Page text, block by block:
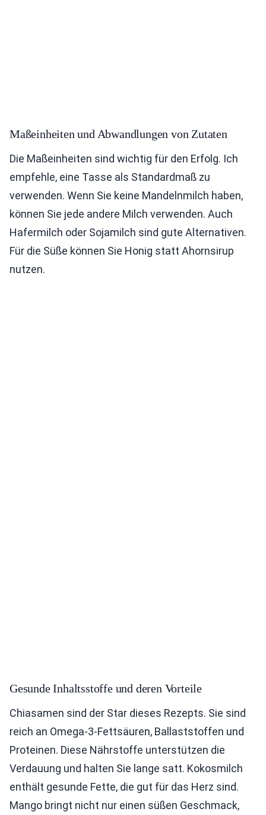
Maßeinheiten und Abwandlungen von Zutaten
Die Maßeinheiten sind wichtig für den Erfolg. Ich
empfehle, eine Tasse als Standardmaß zu
verwenden. Wenn Sie keine Mandelnmilch haben,
können Sie jede andere Milch verwenden. Auch
Hafermilch oder Sojamilch sind gute Alternativen.
Für die Süße können Sie Honig statt Ahornsirup
nutzen.
Gesunde Inhaltsstoffe und deren Vorteile
Chiasamen sind der Star dieses Rezepts. Sie sind
reich an Omega-3-Fettsäuren, Ballaststoffen und
Proteinen. Diese Nährstoffe unterstützen die
Verdauung und halten Sie lange satt. Kokosmilch
enthält gesunde Fette, die gut für das Herz sind.
Mango bringt nicht nur einen süßen Geschmack,